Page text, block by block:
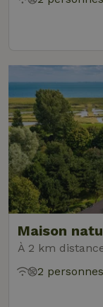
Maison
À 2 km
2 personnes